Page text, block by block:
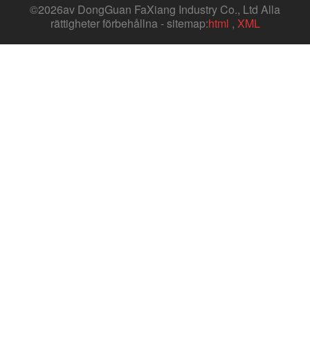
©2026av DongGuan FaXiang Industry Co., Ltd Alla
rättigheter förbehållna - sitemap:html , XML